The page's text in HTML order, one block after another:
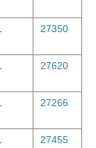
27350
27620
27266
27455